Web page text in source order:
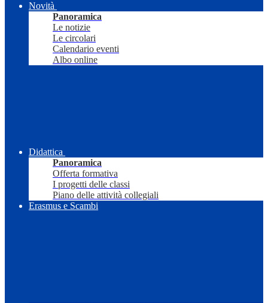
Novità
Panoramica
Le notizie
Le circolari
Calendario eventi
Albo online
Didattica
Panoramica
Offerta formativa
I progetti delle classi
Piano delle attività collegiali
Erasmus e Scambi